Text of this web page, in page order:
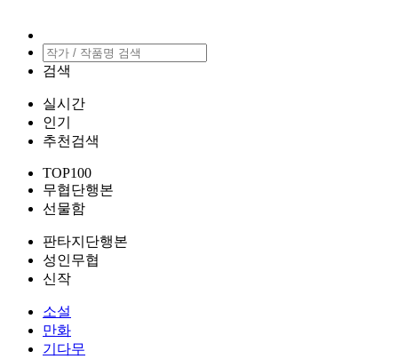
검색
실시간
인기
추천검색
TOP100
무협단행본
선물함
판타지단행본
성인무협
신작
소설
만화
기다무